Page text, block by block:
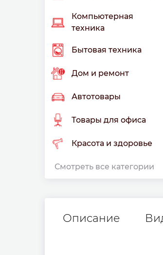
Компьютерная
техника
Бытовая техника
Дом и ремонт
Автотовары
Товары для офиса
Красота и здоровье
Смотреть все категории
Описание